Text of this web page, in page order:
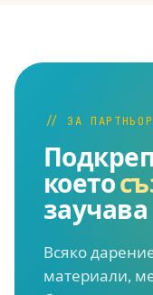
// ЗА
което
заучава
Всяко
материали,